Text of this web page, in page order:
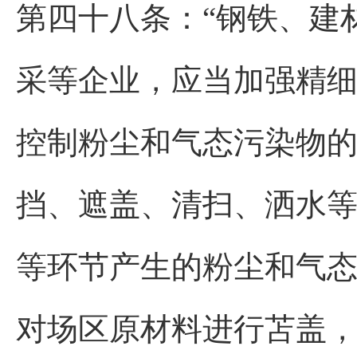
第四十八条：“钢铁、
采等企业，应当加强精
控制粉尘和气态污染物
挡、遮盖、清扫、洒水
等环节产生的粉尘和气
对场区原材料进行苫盖